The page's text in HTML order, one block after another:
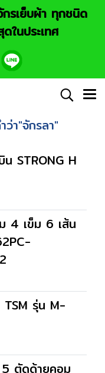
รเย็บผ้า ทุกชนิด
ในประเทศ
า"จักรลา"
STRONG H
4 เข็ม 6 เส้น
TSM รุ่น M-
ตัดด้ายคอม